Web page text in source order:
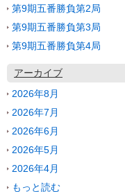
第9期五番勝負第2局
第9期五番勝負第3局
第9期五番勝負第4局
アーカイブ
2026年8月
2026年7月
2026年6月
2026年5月
2026年4月
もっと読む